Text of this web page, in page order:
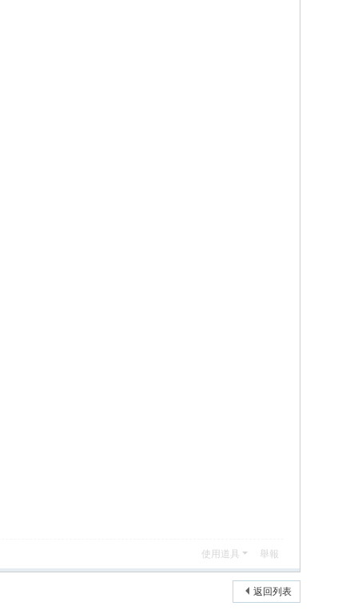
使用道具 舉報
返回列表